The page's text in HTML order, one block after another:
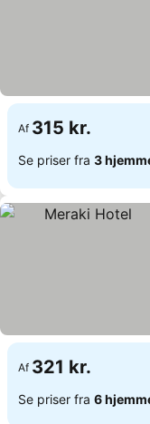
Af 315 kr.
Se priser fra 3
Af 321 kr.
Se priser fra 6